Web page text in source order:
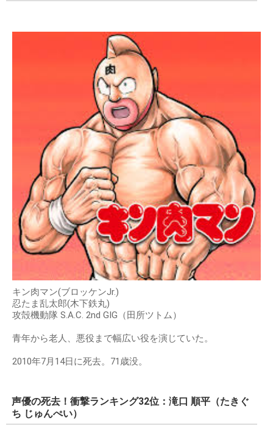
キン肉マン(ブロッケンJr.)
忍たま乱太郎(木下鉄丸)
攻殻機動隊 S.A.C. 2nd GIG（田所ツトム）
青年から老人、悪役まで幅広い役を演じていた。
2010年7月14日に死去。71歳没。
声優の死去！衝撃ランキング32位：滝口 順平（たきぐ
ち じゅんぺい）